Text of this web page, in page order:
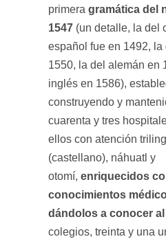
primera gramática del
1547 (un detalle, la del
español fue en 1492, la
1550, la del alemán en
inglés en 1586),
construyendo y
cuarenta y tres
ellos con atención
(castellano), náhuatl y
otomí, enriquecidos
conocimientos
dándolos a conocer
colegios, treinta y una